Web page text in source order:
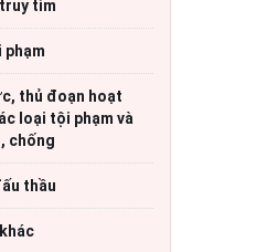
TTĐT Cục CSGT đường bộ
TTĐT Sở Giao thông vận tải tỉnh
TTĐT Cục Đăng kiểm Việt Nam
tìm
thủ đoạn hoạt
loại tội phạm và
chống
thầu